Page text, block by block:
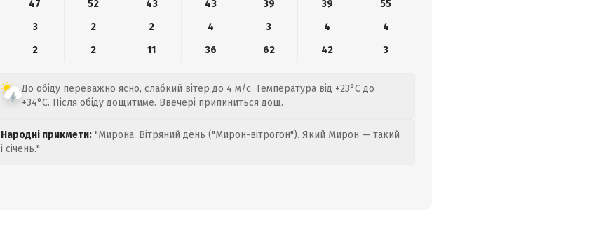
47 52 43 43 39 39
55
3 2 2 4 3 4
4
2 2 11 36 62 42 3
До обіду переважно ясно, слабкий вітер до 4 м/с. Температура від +23°C до
+34°C. Після обіду дощитиме. Ввечері припиниться дощ.
Народні прикмети: "Мирона. Вітряний день ("Мирон-вітрогон"). Який Мирон — такий
і січень."